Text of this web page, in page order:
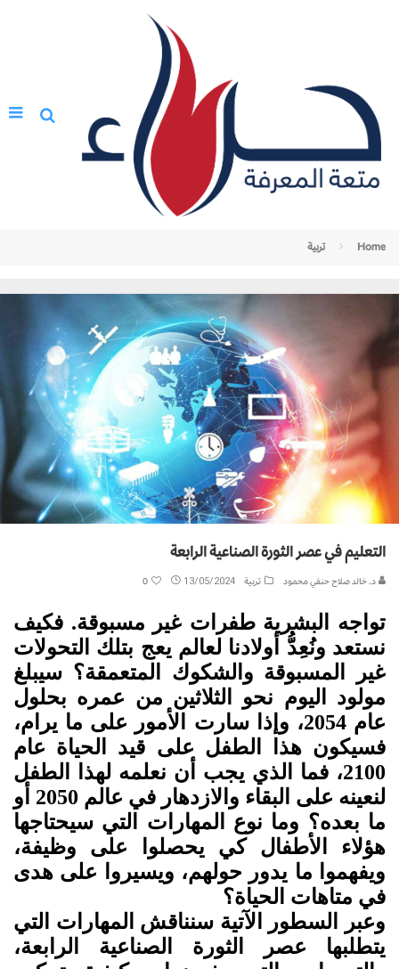
Home تربية
التعليم في عصر الثورة الصناعية الرابعة
د. خالد صلاح حنفي محمود تربية 13/05/2024
0
تواجه البشرية طفرات غير مسبوقة. فكيف
نستعد ونُعِدُّ أولادنا لعالم يعج بتلك التحولات
غير المسبوقة والشكوك المتعمقة؟ سيبلغ
مولود اليوم نحو الثلاثين من عمره بحلول
عام 2054، وإذا سارت الأمور على ما يرام،
فسيكون هذا الطفل على قيد الحياة عام
2100، فما الذي يجب أن نعلمه لهذا الطفل
لنعينه على البقاء والازدهار في عالم 2050 أو
ما بعده؟ وما نوع المهارات التي سيحتاجها
هؤلاء الأطفال كي يحصلوا على وظيفة،
ويفهموا ما يدور حولهم، ويسيروا على هدى
في متاهات الحياة؟
وعبر السطور الآتية سنناقش المهارات التي
يتطلبها عصر الثورة الصناعية الرابعة،